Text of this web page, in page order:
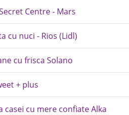
Centre - Mars
cu nuci - Rios (Lidl)
cu frisca Solano
+ plus
casei cu mere confiate Alka